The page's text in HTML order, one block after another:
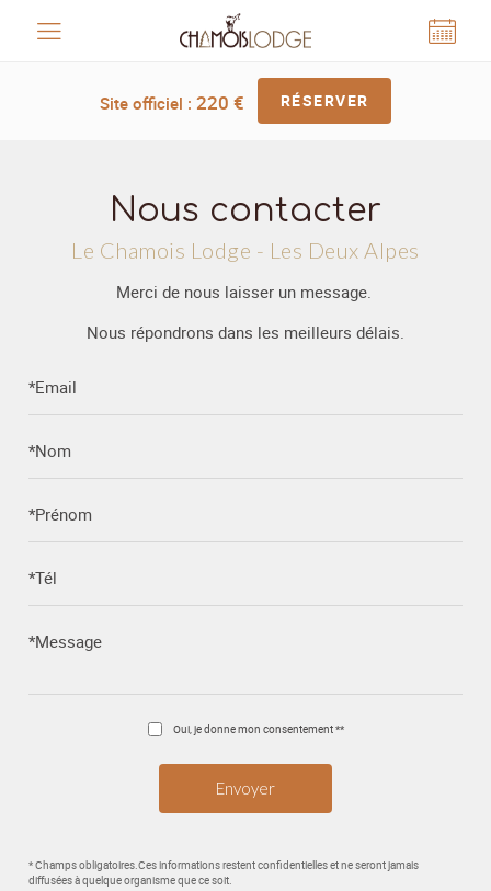
RÉSERVER
Site officiel : 220 €
Nous contacter
Le Chamois Lodge - Les Deux Alpes
Merci de nous laisser un message.
Nous répondrons dans les meilleurs délais.
*Email
*Nom
*Prénom
*Tél
*Message
Oui, je donne mon consentement **
* Champs obligatoires.Ces informations restent confidentielles et ne seront jamais
diffusées à quelque organisme que ce soit.